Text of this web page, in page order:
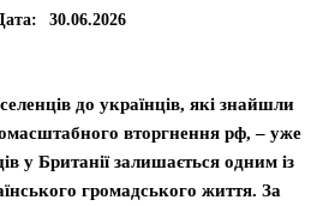
30.06.2026
до українців, які знайшли
вторгнення рф, – уже
у Британії залишається одним із
громадського життя. За